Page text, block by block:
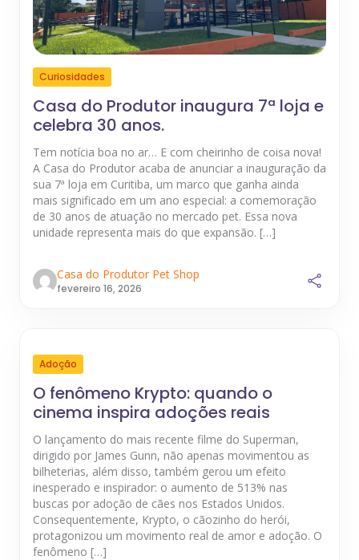
Curiosidades
Casa do Produtor inaugura 7ª loja e
celebra 30 anos.
Tem notícia boa no ar… E com cheirinho de coisa nova!
A Casa do Produtor acaba de anunciar a inauguração da
sua 7ª loja em Curitiba, um marco que ganha ainda
mais significado em um ano especial: a comemoração
de 30 anos de atuação no mercado pet. Essa nova
unidade representa mais do que expansão. […]
Casa do Produtor Pet Shop
fevereiro 16, 2026
Adoção
O fenômeno Krypto: quando o
cinema inspira adoções reais
O lançamento do mais recente filme do Superman,
dirigido por James Gunn, não apenas movimentou as
bilheterias, além disso, também gerou um efeito
inesperado e inspirador: o aumento de 513% nas
buscas por adoção de cães nos Estados Unidos.
Consequentemente, Krypto, o cãozinho do herói,
protagonizou um movimento real de amor e adoção. O
fenômeno […]